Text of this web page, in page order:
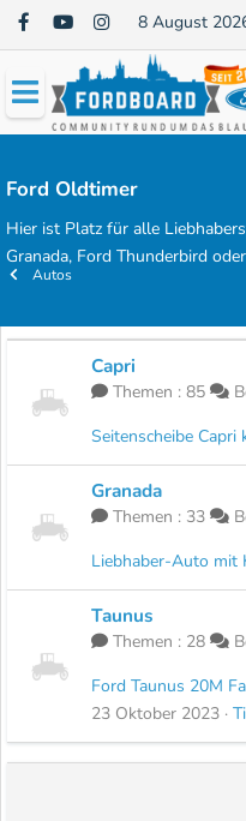
8 August
Ford Oldtimer
Hier ist Platz für alle
Granada, Ford Thunderbird
Autos
Capri
Themen 85
Seitenscheibe Capri
Granada
Themen 33
Liebhaber-Auto mit
Taunus
Themen 28
23 Oktober 2023